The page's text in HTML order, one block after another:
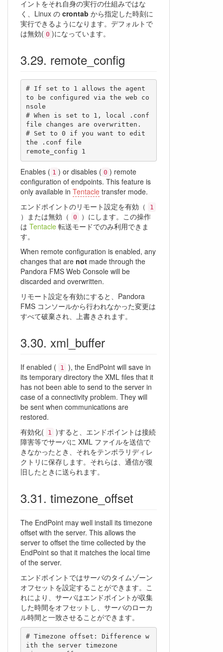
イントをそれ自身の実行の仕組みではな
く、Linux の crontab から指定した時刻に
実行できるようになります。デフォルトで
は無効( 0 )になっています。
remote_config
# If set to 1 allows the agent
to be configured via the web co
nsole
# When is set to 1, local .conf
file changes are overwritten.
# Set to 0 if you want to edit
the .conf file
remote_config 1
Enables ( 1 ) or disables ( 0 ) remote
configuration of endpoints. This feature is
only available in Tentacle transfer mode.
エンドポイントのリモート設定を有効（
1
）または無効（ 0
）にします。この操作
は Tentacle 転送モードでのみ利用できま
す。
When remote configuration is enabled, any
changes that are not made through the
Pandora FMS Web Console will be
discarded and overwritten.
リモート設定を有効にすると、Pandora
FMS コンソールから行われなかった変更は
すべて破棄され、上書きされます。
xml_buffer
If enabled ( 1
), the EndPoint will save in
its temporary directory the XML files that it
has not been able to send to the server in
case of a connectivity problem. They will
be sent when communications are
restored.
有効化(
1
)すると、エンドポイントは接続
障害等でサーバに XML ファイルを送信で
きなかったとき、それをテンポラリディレ
クトリに保存します。それらは、通信が復
旧したときに送られます。
timezone_offset
The EndPoint may well install its timezone
offset with the server. This allows the
server to offset the time collected by the
EndPoint so that it matches the local time
of the server.
エンドポイントではサーバのタイムゾーン
オフセットを設定することができます。こ
れにより、サーバはエンドポイントが収集
した時間をオフセットし、サーバのローカ
ル時間と一致させることができます。
# Timezone offset: Difference w
ith the server timezone